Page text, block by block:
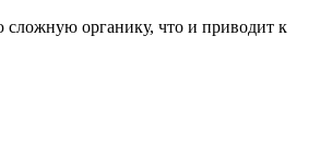
сложную органику, что и приводит к